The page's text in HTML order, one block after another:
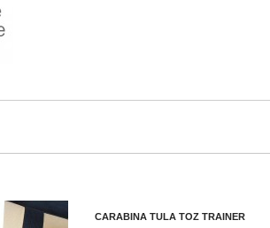
CARABINA TULA TOZ TRAINER